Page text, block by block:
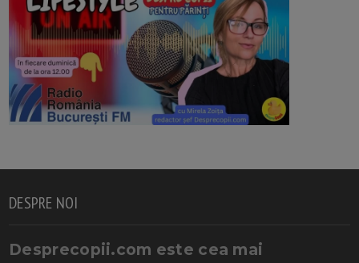
DESPRE NOI
Desprecopii.com este cea mai